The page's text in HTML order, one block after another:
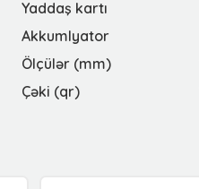
Yaddaş kartı
Akkumlyator
Ölçülər (mm)
Çəki (qr)